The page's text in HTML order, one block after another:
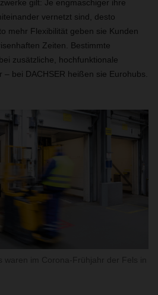
gilt: Je engmaschiger ihre
vernetzt sind, desto
mehr Flexibilität geben sie Kunden
Zeiten. Bestimmte
zusätzliche, hochfunktionale
bei DACHSER heißen sie Eurohubs.